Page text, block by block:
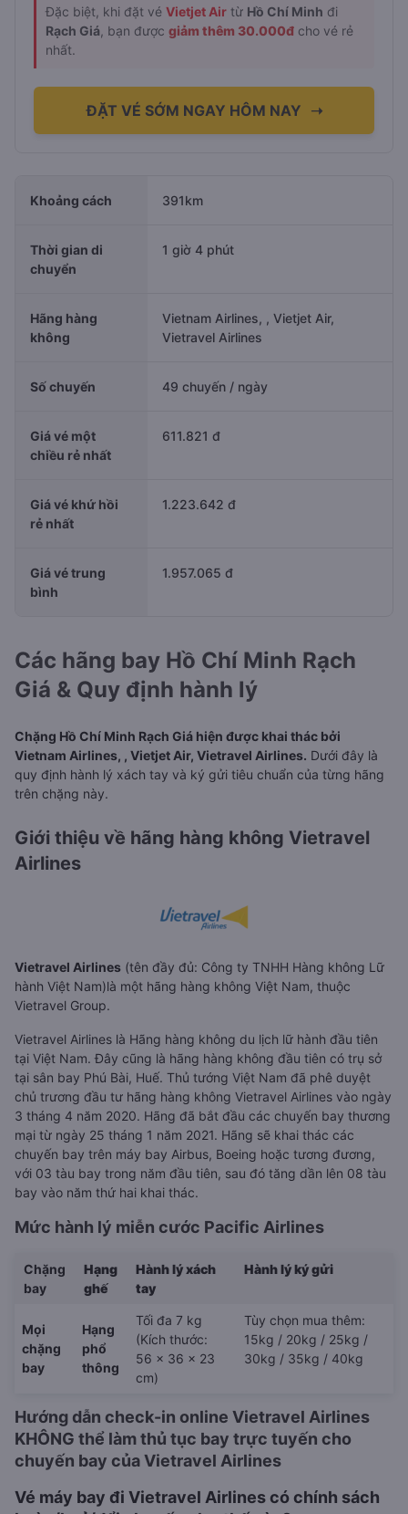
Đặc biệt, khi đặt vé Vietjet Air từ Hồ Chí Minh đi
Rạch Giá , bạn được giảm thêm 30.000đ cho vé rẻ
nhất.
ĐẶT VÉ SỚM NGAY HÔM NAY ➝
Khoảng cách 391km
Thời gian di
chuyển
1 giờ 4 phút
Hãng hàng
không
Vietnam Airlines, , Vietjet Air,
Vietravel Airlines
Số chuyến 49 chuyến / ngày
Giá vé một
chiều rẻ nhất
611.821 đ
Giá vé khứ hồi
rẻ nhất
1.223.642 đ
Giá vé trung
bình
1.957.065 đ
Các hãng bay Hồ Chí Minh Rạch
Giá & Quy định hành lý
Chặng Hồ Chí Minh Rạch Giá hiện được khai thác bởi
Vietnam Airlines, , Vietjet Air, Vietravel Airlines. Dưới đây là
quy định hành lý xách tay và ký gửi tiêu chuẩn của từng hãng
trên chặng này.
Giới thiệu về hãng hàng không Vietravel
Airlines
Vietravel Airlines (tên đầy đủ: Công ty TNHH Hàng không Lữ
hành Việt Nam)là một hãng hàng không Việt Nam, thuộc
Vietravel Group.
Vietravel Airlines là Hãng hàng không du lịch lữ hành đầu tiên
tại Việt Nam. Đây cũng là hãng hàng không đầu tiên có trụ sở
tại sân bay Phú Bài, Huế. Thủ tướng Việt Nam đã phê duyệt
chủ trương đầu tư hãng hàng không Vietravel Airlines vào ngày
3 tháng 4 năm 2020. Hãng đã bắt đầu các chuyến bay thương
mại từ ngày 25 tháng 1 năm 2021. Hãng sẽ khai thác các
chuyến bay trên máy bay Airbus, Boeing hoặc tương đương,
với 03 tàu bay trong năm đầu tiên, sau đó tăng dần lên 08 tàu
bay vào năm thứ hai khai thác.
Mức hành lý miễn cước Pacific Airlines
Chặng
bay
Hạng
ghế
Hành lý xách
tay
Hành lý ký gửi
Mọi
chặng
bay
Hạng
phổ
thông
Tối đa 7 kg
(Kích thước:
56 x 36 x 23
cm)
Tùy chọn mua thêm:
15kg / 20kg / 25kg /
30kg / 35kg / 40kg
Hướng dẫn check-in online Vietravel Airlines
KHÔNG thể làm thủ tục bay trực tuyến cho
chuyến bay của Vietravel Airlines
Vé máy bay đi Vietravel Airlines có chính sách